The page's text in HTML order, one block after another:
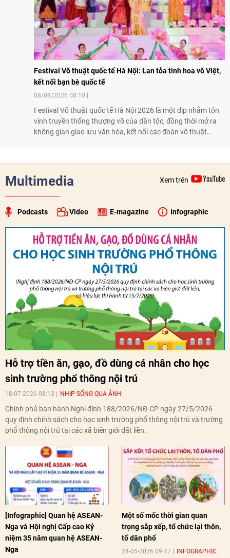
Festival Võ thuật quốc tế Hà Nội: Lan tỏa tinh hoa võ Việt,
kết nối bạn bè quốc tế
08/08/2026 08:10
Festival Võ thuật quốc tế Hà Nội 2026 là một dịp nhằm tôn
vinh truyền thống thượng võ của dân tộc, đồng thời mở ra
không gian giao lưu văn hóa, kết nối các đoàn võ thuật
Multimedia Xem trên
Podcasts Video E-magazine Infographic
Hỗ trợ tiền ăn, gạo, đồ dùng cá nhân cho học
sinh trường phổ thông nội trú
18-07-2026 08:13 NHỊP SỐNG QUA ẢNH
Chính phủ ban hành Nghị định 188/2026/NĐ-CP ngày 27/5/2026
quy định chính sách cho học sinh trường phổ thông nội trú và trường
phổ thông nội trú tại các xã biên giới đất liền.
[Infographic] Quan hệ ASEAN-
Nga và Hội nghị Cấp cao Kỷ
niệm 35 năm quan hệ ASEAN-
Nga
Một số mốc thời gian quan
trọng sắp xếp, tổ chức lại thôn,
tổ dân phố
24-05-2026 09:47 INFOGRAPHIC